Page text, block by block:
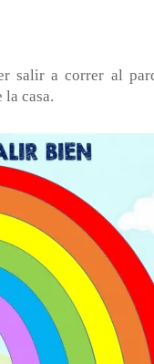
salir a correr al
la casa.